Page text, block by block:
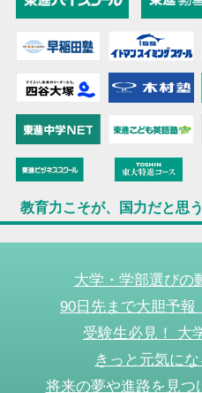
教育力こそが、国力だと思う
大学・学部選びの
90日先まで大胆予報
受験生必見！ 大
きっと元気に
将来の夢や進路を見つ